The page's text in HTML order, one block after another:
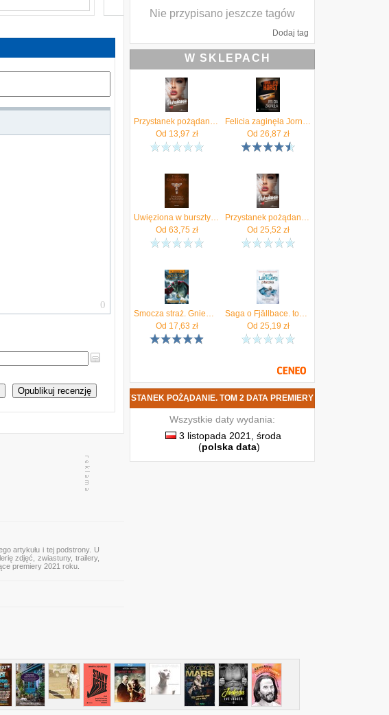
z bohaterów?
Opublikuj recenzję
artykułu i tej podstrony. U
zdjęć, zwiastuny, trailery,
premiery 2021 roku.
Nie przypisano jeszcze tagów
Dodaj tag
W SKLEPACH
Przystanek pożądanie. Tom 2
Od 13,97 zł
Felicia zaginęła Jorn Lier Horst
Od 26,87 zł
Uwięziona w bursztynie
Od 63,75zł
Przystanek pożądanie tom 2 (MOBI)
Od 25,52 zł
Smocza straż. Gniew Króla Smoków. Tom 2 (EPUB)
Od 17,63 zł
Saga o Fjällbace. tom 12. Płaczka (e-book)
Od 25,19 zł
NOWA KSIĄŻKA PRZYSTANEK POŻĄDANIE. TOM 2 DATA PREMIERY
Wszystkie daty wydania:
3 listopada 2021, środa
(polska data)